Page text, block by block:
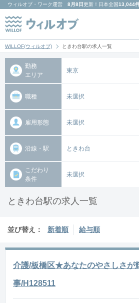
ウィルオブ・ワーク運営 8月8日更新！日本全国13,044
WILLOF(ウィルオブ) ときわ台駅の求人一覧
勤務
エリア
東京
職種 未選択
雇用形態 未選択
沿線・駅 ときわ台
こだわり
条件
未選択
ときわ台駅の求人一覧
並び替え： 新着順 給与順
介護/板橋区★あなたのやさしさが
事/H128511